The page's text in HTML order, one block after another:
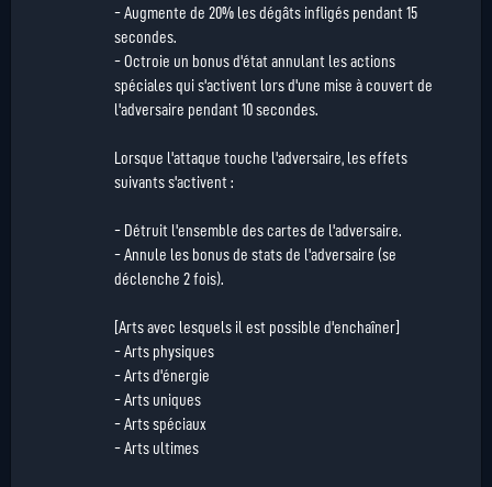
- Augmente de 20% les dégâts infligés pendant 15
secondes.
- Octroie un bonus d'état annulant les actions
spéciales qui s'activent lors d'une mise à couvert de
l'adversaire pendant 10 secondes.
Lorsque l'attaque touche l'adversaire, les effets
suivants s'activent :
- Détruit l'ensemble des cartes de l'adversaire.
- Annule les bonus de stats de l'adversaire (se
déclenche 2 fois).
[Arts avec lesquels il est possible d'enchaîner]
- Arts physiques
- Arts d'énergie
- Arts uniques
- Arts spéciaux
- Arts ultimes